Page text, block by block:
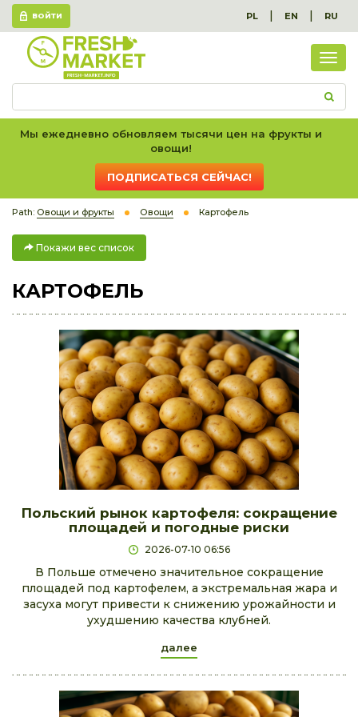
ВОЙТИ PL | EN | RU
вес
Мы ежедневно обновляем тысячи цен на фрукты и
овощи!
ПОДПИСАТЬСЯ СЕЙЧАС!
Path: Овощи и фрукты Овощи Картофель
Покажи вес список
КАРТОФЕЛЬ
Польский рынок картофеля: сокращение
площадей и погодные риски
2026-07-10 06:56
В Польше отмечено значительное сокращение
площадей под картофелем, а экстремальная жара и
засуха могут привести к снижению урожайности и
ухудшению качества клубней.
далее